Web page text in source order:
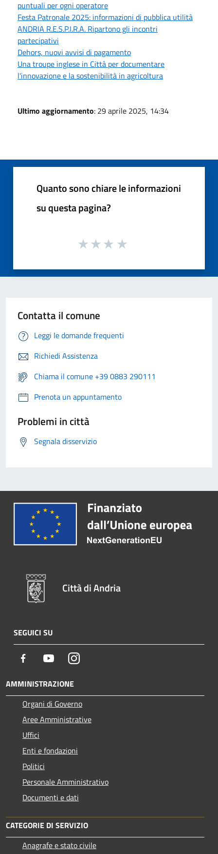
puntuali per ogni operatore
Festa Patronale 2025: informazioni di pubblica utilità
ANDRIA R.E.S.P.I.R.A. Ripartono gli incontri
partecipativi
Dehors, nuovi avvisi di pagamento
Una troupe inglese in Città per documentare
l'innovazione e la sostenibilità in agricoltura
Ultimo aggiornamento: 29 aprile 2025, 14:34
Quanto sono chiare le informazioni
su questa pagina?
Contatta il comune
Leggi le domande frequenti
Richiedi Assistenza
Chiama il comune +39 0883 290111
Prenota un appuntamento
Problemi in città
Segnala disservizio
Città di Andria
SEGUICI SU
Facebook YoutubeInstagram
AMMINISTRAZIONE
Organi di Governo
Aree Amministrative
Uffici
Enti e fondazioni
Politici
Personale Amministrativo
Documenti e dati
CATEGORIE DI SERVIZIO
Anagrafe e stato civile